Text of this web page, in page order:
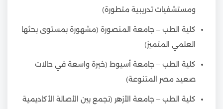
ومستشفيات تدريبية متطورة)
كلية الطب – جامعة المنصورة (مشهورة بمستوى بحثها
العلمي المتميز)
كلية الطب – جامعة أسيوط (خبرة واسعة في حالات
صعيد مصر المتنوعة)
كلية الطب – جامعة الأزهر (تجمع بين الأصالة الأكاديمية